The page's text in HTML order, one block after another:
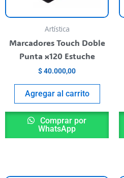
Artística
Marcadores Touch Doble
Punta x120 Estuche
$40.000,00
Agregar al carrito
Comprar por
WhatsApp